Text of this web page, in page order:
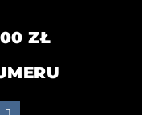
ZŁ